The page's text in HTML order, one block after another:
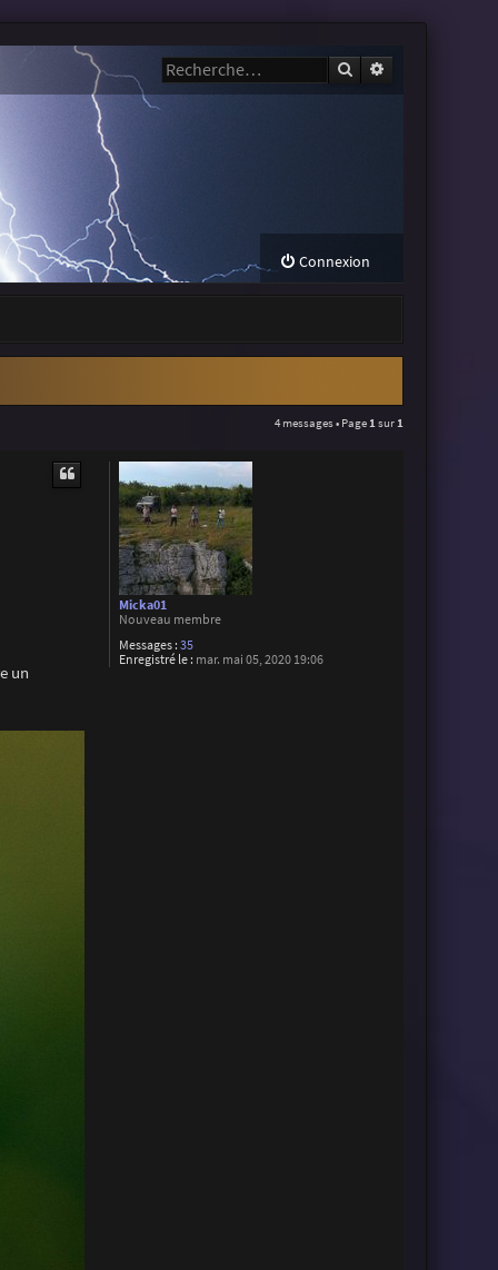
Rechercher
Connexion
4 messages • Page 1 sur 1
Micka01
Nouveau membre
Messages : 35
Enregistré le : mar. mai 05, 2020 19:06
un